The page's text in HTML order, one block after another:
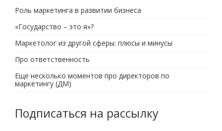
Роль маркетинга в развитии бизнеса
«Государство – это я»?
Маркетолог из другой сферы: плюсы и минусы
Про ответственность
Еще несколько моментов про директоров по
маркетингу (ДМ)
Подписаться на рассылку